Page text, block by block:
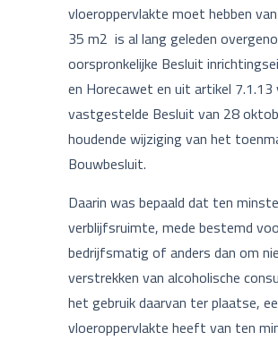
vloeroppervlakte moet hebben
35 m2 is al lang geleden
oorspronkelijke Besluit
en Horecawet en uit artikel 7.1.13
vastgestelde Besluit van 28
houdende wijziging van het
Bouwbesluit.
Daarin was bepaald dat ten
verblijfsruimte, mede bestemd
bedrijfsmatig of anders dan om
verstrekken van alcoholische
het gebruik daarvan ter plaatse,
vloeroppervlakte heeft van ten